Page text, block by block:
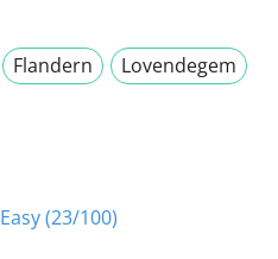
Flandern
Lovendegem
Easy (23/100)